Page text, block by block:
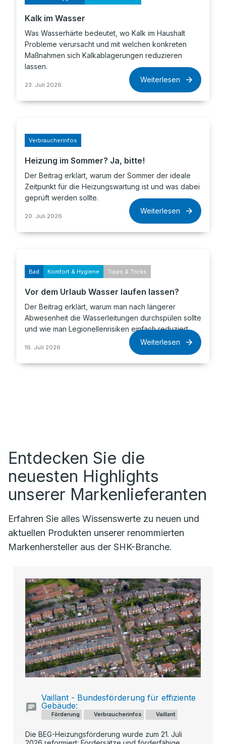
Kalk im Wasser
Was Wasserhärte bedeutet, wo Kalk im Haushalt
Probleme verursacht und mit welchen konkreten
Maßnahmen sich Kalkablagerungen reduzieren
lassen.
23. Juli 2026
Weiterlesen
Verbraucherinfos
Heizung im Sommer? Ja, bitte!
Der Beitrag erklärt, warum der Sommer der ideale
Zeitpunkt für die Heizungswartung ist und was dabei
geprüft werden sollte.
20. Juli 2026
Weiterlesen
Bad Komfort & Hygiene Tipps & Tricks
Vor dem Urlaub Wasser laufen lassen?
Der Beitrag erklärt, warum man nach längerer
Abwesenheit die Wasserleitungen durchspülen sollte
und wie man Legionellenrisiken einfach reduziert.
16. Juli 2026
Weiterlesen
Entdecken Sie die
neuesten Highlights
unserer Markenlieferanten
Erfahren Sie alles Wissenswerte zu neuen und
aktuellen Produkten unserer renommierten
Markenhersteller aus der SHK-Branche.
Förderung Verbraucherinfos Vaillant
Vaillant - Bundesförderung für effiziente
Gebäude:
Die BEG-Heizungsförderung wurde zum 21. Juli